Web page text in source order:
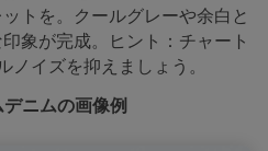
トを。クールグレーや余白と
象が完成。ヒント：チャート
ノイズを抑えましょう。
ニムの画像例